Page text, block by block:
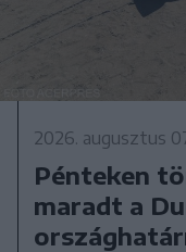
2026. augusztus
Pénteken
maradt a